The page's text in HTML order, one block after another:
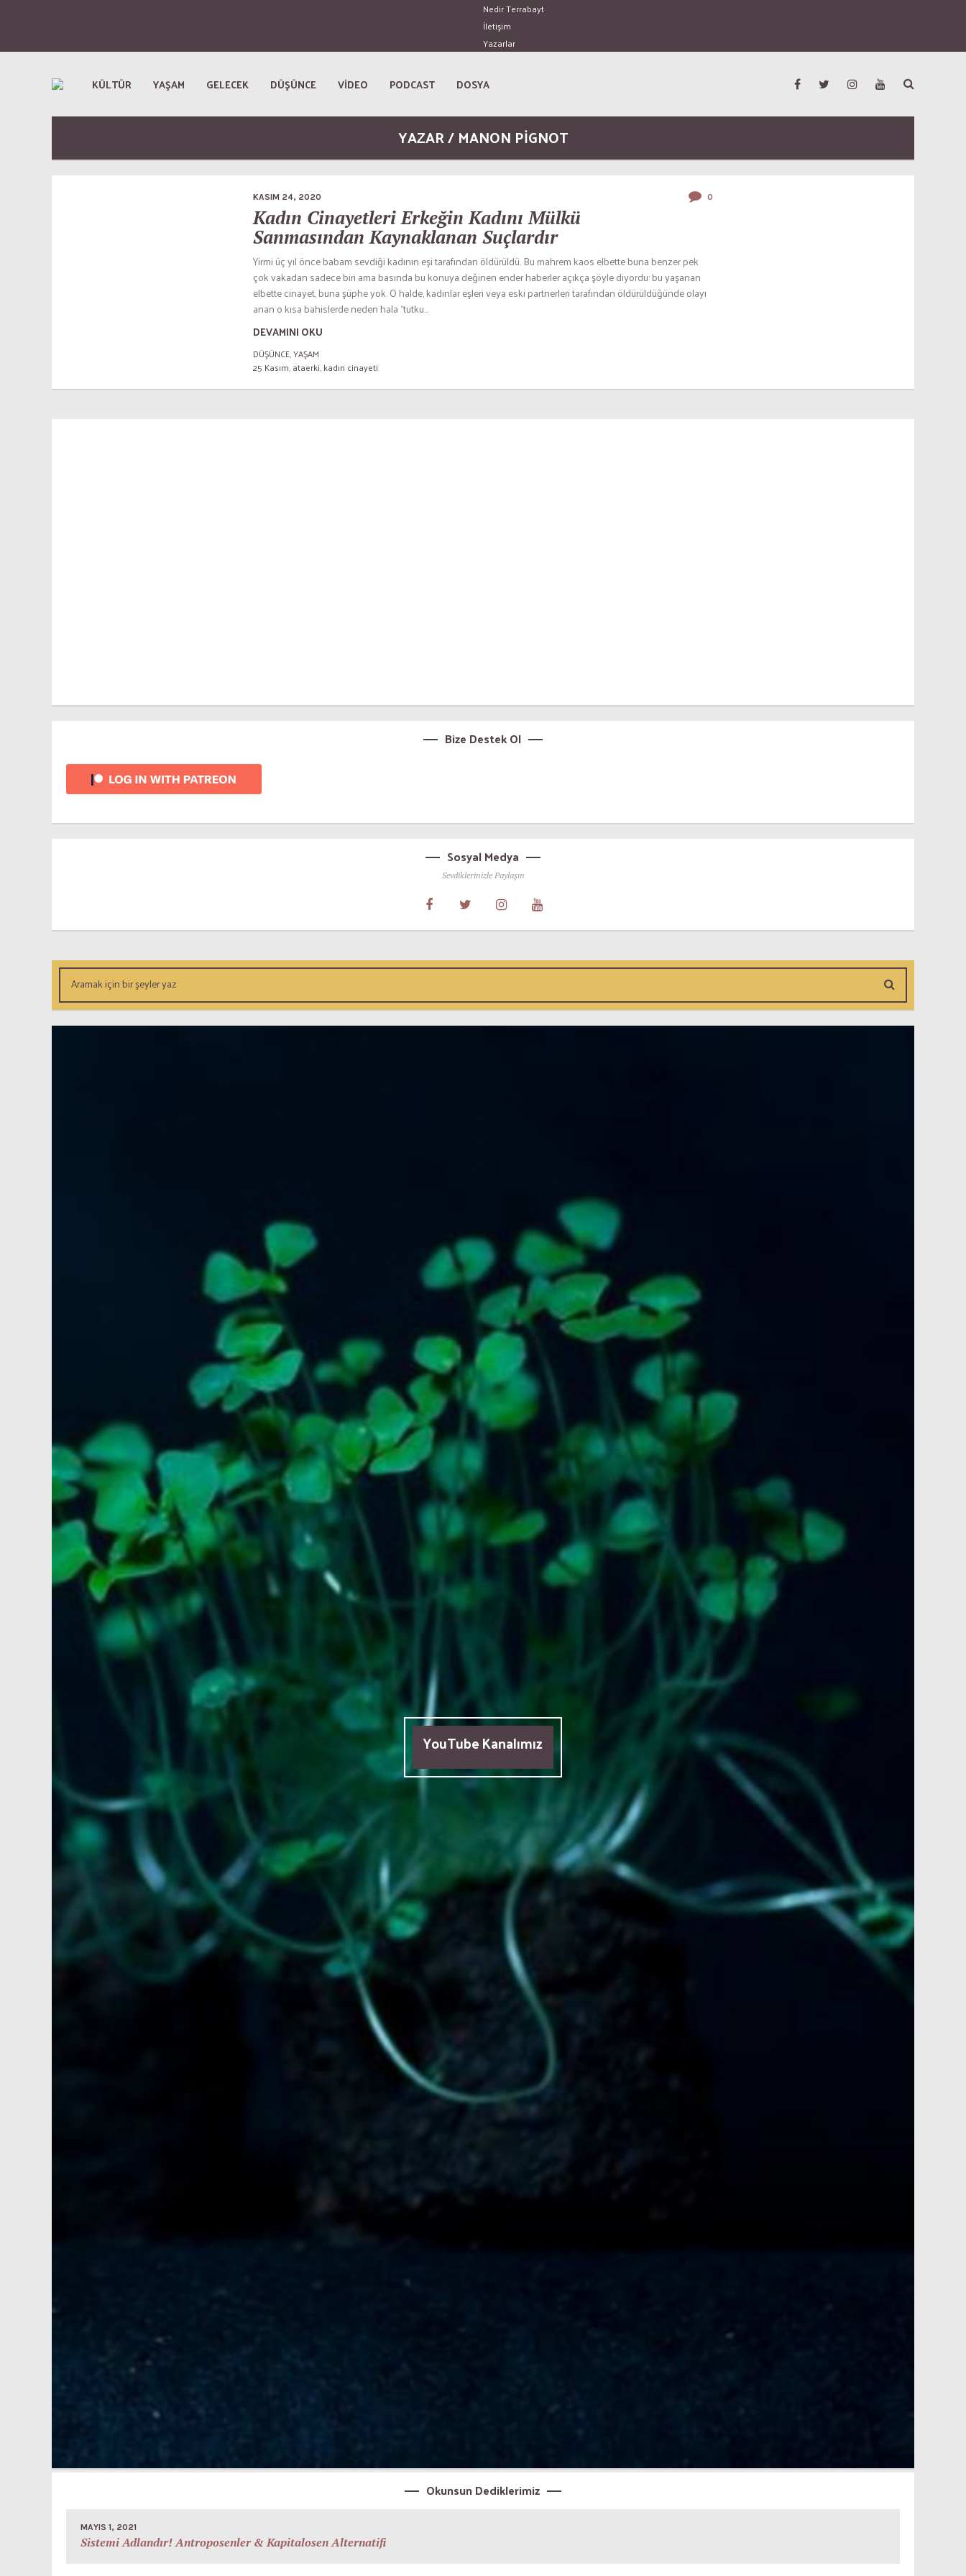
Nedir Terrabayt
İletişim
Yazarlar
KÜLTÜR YAŞAM GELECEK DÜŞÜNCE VİDEO PODCAST DOSYA
YAZAR / MANON PIGNOT
KASIM 24, 2020 0
Kadın Cinayetleri Erkeğin Kadını Mülkü
Sanmasından Kaynaklanan Suçlardır
Yirmi üç yıl önce babam sevdiği kadının eşi tarafından öldürüldü. Bu mahrem kaos elbette buna benzer pek
çok vakadan sadece biri ama basında bu konuya değinen ender haberler açıkça şöyle diyordu: bu yaşanan
elbette cinayet, buna şüphe yok. O halde, kadınlar eşleri veya eski partnerleri tarafından öldürüldüğünde olayı
anan o kısa bahislerde neden hala “tutku...
DEVAMINI OKU
DÜŞÜNCE,YAŞAM
25 Kasım,ataerki,kadın cinayeti
Bize Destek Ol
Sosyal Medya
Sevdiklerinizle Paylaşın
YouTube Kanalımız
Okunsun Dediklerimiz
MAYIS 1, 2021
Sistemi Adlandır! Antroposenler & Kapitalosen Alternatifi